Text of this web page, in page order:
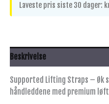
Laveste pris siste 30 dager:
Beskrivelse
Supported Lifting Straps – Øk
håndleddene med premium